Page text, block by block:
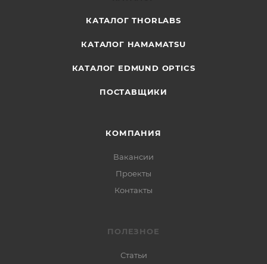
КАТАЛОГ THORLABS
КАТАЛОГ HAMAMATSU
КАТАЛОГ EDMUND OPTICS
ПОСТАВЩИКИ
КОМПАНИЯ
Вакансии
Проекты
Контакты
ПОЛЕЗНОЕ
Статьи